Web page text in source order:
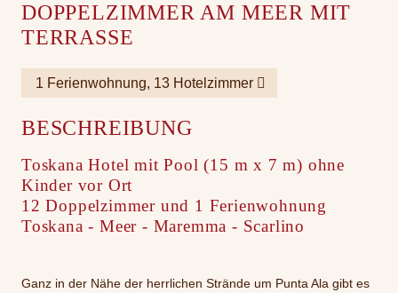
DOPPELZIMMER AM MEER MIT
TERRASSE
1 Ferienwohnung, 13 Hotelzimmer
BESCHREIBUNG
Toskana Hotel mit Pool (15 m x 7 m) ohne
Kinder vor Ort
12 Doppelzimmer und 1 Ferienwohnung
Toskana - Meer - Maremma - Scarlino
Ganz in der Nähe der herrlichen Strände um Punta Ala gibt es